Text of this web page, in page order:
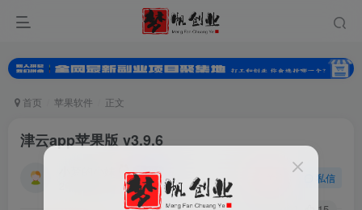
首页 苹果软件 正文
津云app苹果版 v3.9.6
私信